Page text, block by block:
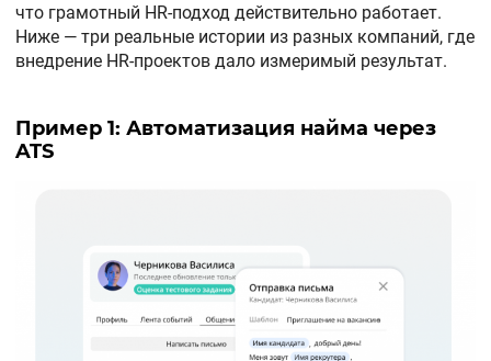
что грамотный HR-подход действительно работает.
Ниже — три реальные истории из разных компаний, где
внедрение HR-проектов дало измеримый результат.
Пример 1: Автоматизация найма через
ATS